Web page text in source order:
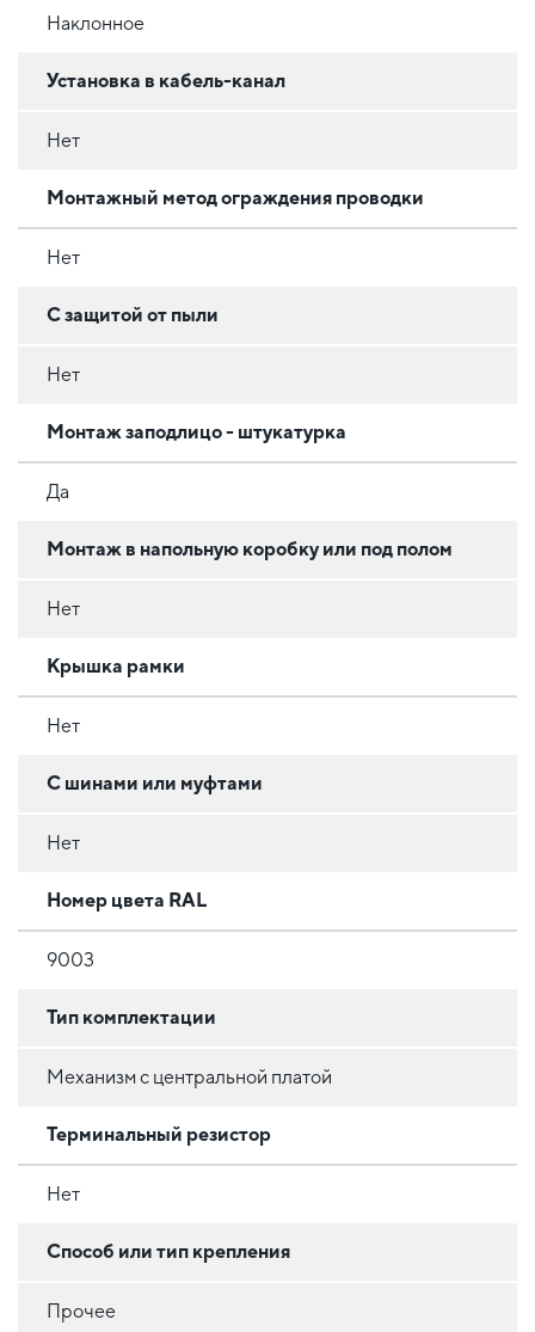
Наклонное
Установка в кабель-канал
Нет
Монтажный метод ограждения проводки
Нет
С защитой от пыли
Нет
Монтаж заподлицо - штукатурка
Да
Монтаж в напольную коробку или под полом
Нет
Крышка рамки
Нет
С шинами или муфтами
Нет
Номер цвета RAL
9003
Тип комплектации
Механизм с центральной платой
Терминальный резистор
Нет
Способ или тип крепления
Прочее